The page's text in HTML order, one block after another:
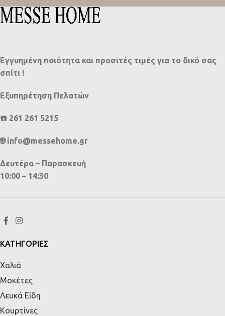
Εγγυημένη ποιότητα και προσιτές τιμές για το δικό σας
σπίτι !
Εξυπηρέτηση Πελατών
☎️ 261 261 5215
🌐 info@messehome.gr
Δευτέρα – Παρασκευή
10:00 – 14:30
ΚΑΤΗΓΟΡΙΕΣ
Χαλιά
Μοκέτες
Λευκά Είδη
Κουρτίνες